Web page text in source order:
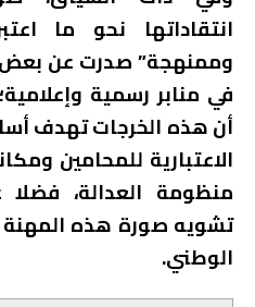
انتقاداتها نحو ما
وممنهجة” صدرت عن بعض
في منابر رسمية
أن هذه الخرجات تهدف
الاعتبارية للمحامين
منظومة العدالة،
تشويه صورة هذه المهنة
الوطني.